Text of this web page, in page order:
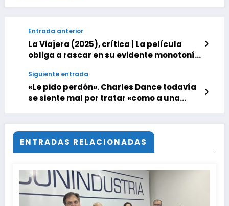
Entrada anterior
La Viajera (2025), crítica | La película
obliga a rascar en su evidente monotonía
tesoro es la maravillosa Isabelle Huppert
Siguiente entrada
«Le pido perdón». Charles Dance todavía
se siente mal por tratar «como a una
ENTRADAS RELACIONADAS